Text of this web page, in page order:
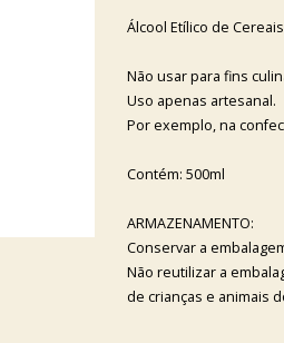
Álcool Etílico de Cereais
Não usar para fins
Uso apenas artesanal.
Por exemplo, na
Contém: 500ml
ARMAZENAMENTO:
Conservar a
Não reutilizar a
de crianças e animais